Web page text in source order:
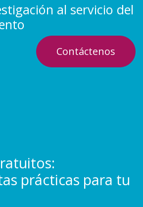
al servicio del
Contáctenos
prácticas para tu